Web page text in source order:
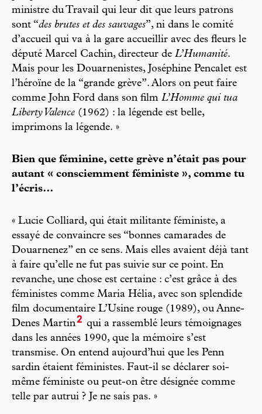
ministre du Travail qui leur dit que leurs patrons
sont “des brutes et des sauvages”, ni dans le comité
d’accueil qui va à la gare accueillir avec des fleurs le
député Marcel Cachin, directeur de L’Humanité.
Mais pour les Douarnenistes, Joséphine Pencalet est
l’héroïne de la “grande grève”. Alors on peut faire
comme John Ford dans son film L’Homme qui tua
Liberty Valence (1962) : la légende est belle,
imprimons la légende. »
Bien que féminine, cette grève n’était pas pour
autant « consciemment féministe », comme tu
l’écris…
« Lucie Colliard, qui était militante féministe, a
essayé de convaincre ses “bonnes camarades de
Douarnenez” en ce sens. Mais elles avaient déjà tant
à faire qu’elle ne fut pas suivie sur ce point. En
revanche, une chose est certaine : c’est grâce à des
féministes comme Maria Hélia, avec son splendide
film documentaire L’Usine rouge (1989), ou Anne-
Denes Martin2 qui a rassemblé leurs témoignages
dans les années 1990, que la mémoire s’est
transmise. On entend aujourd’hui que les Penn
sardin étaient féministes. Faut-il se déclarer soi-
même féministe ou peut-on être désignée comme
telle par autrui ? Je ne sais pas. »